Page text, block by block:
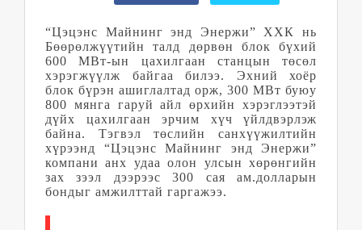
“Цэцэнс Майнинг энд Энержи” ХХК нь
Бөөрөлжүүтийн талд дөрвөн блок бүхий
600 МВт-ын цахилгаан станцын төсөл
хэрэгжүүлж байгаа билээ. Эхний хоёр
блок бүрэн ашиглалтад орж, 300 МВт буюу
800 мянга гаруй айл өрхийн хэрэглээтэй
дүйх цахилгаан эрчим хүч үйлдвэрлэж
байна. Тэгвэл төслийн санхүүжилтийн
хүрээнд “Цэцэнс Майнинг энд Энержи”
компани анх удаа олон улсын хөрөнгийн
зах зээл дээрээс 300 сая ам.долларын
бондыг амжилттай гаргажээ.